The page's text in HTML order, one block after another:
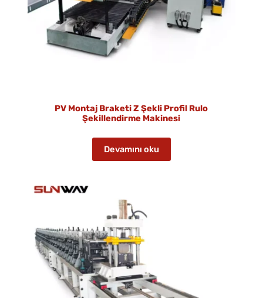
PV Montaj Braketi Z Şekli Profil Rulo
Şekillendirme Makinesi
Devamını oku